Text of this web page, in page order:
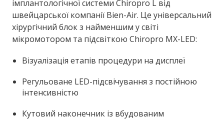
імплантологічної системи Chiropro L від
швейцарської компанії Bien-Air. Це універсальний
хірургічний блок з найменшим у світі
мікромотором та підсвіткою Chiropro MX-LED:
Візуалізація етапів процедури на дисплеї
Регульоване LED-підсвічування з постійною
інтенсивністю
Кутовий наконечник із вбудованим